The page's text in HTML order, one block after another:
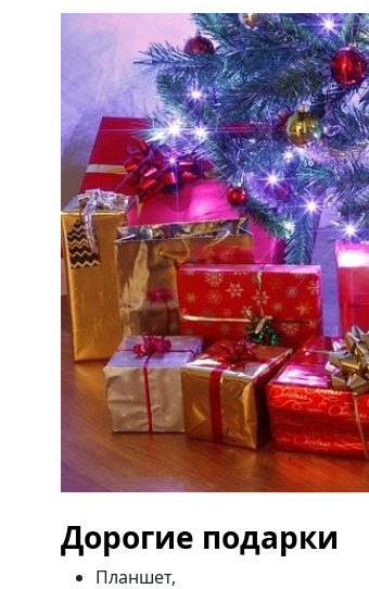
Дорогие подарки
Планшет,